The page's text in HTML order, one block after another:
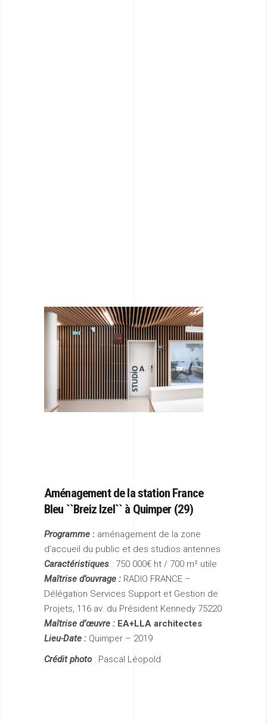
Aménagement dela station France
Bleu ``Breiz Izel`` à Quimper (29)
Programme : aménagement de la zone
d’accueil du public et des studios antennes
Caractéristiques : 750 000€ ht / 700 m² utile
Maîtrise d’ouvrage : RADIO FRANCE –
Délégation Services Support et Gestion de
Projets, 116 av. du Président Kennedy 75220
Maîtrise d’œuvre : EA+LLA architectes
Lieu-Date : Quimper – 2019
Crédit photo : Pascal Léopold